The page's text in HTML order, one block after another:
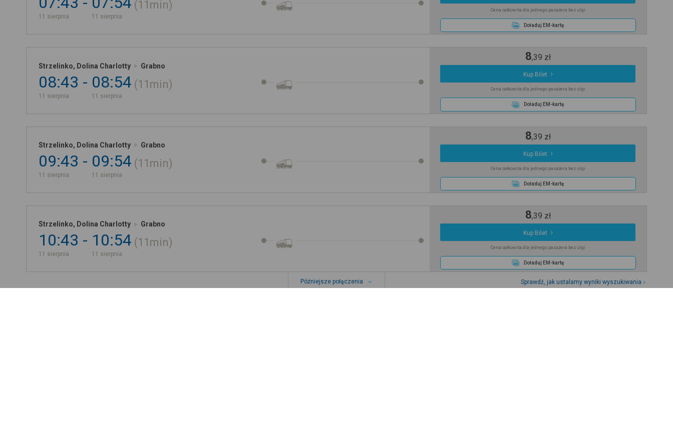
11 sierpnia 11 sierpnia
11min Cena całkowita dla jednego pasażera bez ulgi
Doładuj EM-kartę
Strzelinko, Dolina Charlotty Grabno
08:43
11 sierpnia
08:54
11 sierpnia
11min
8,39 zł
Kup Bilet
Cena całkowita dla jednego pasażera bez ulgi
Doładuj EM-kartę
Strzelinko, Dolina Charlotty Grabno
09:43
11 sierpnia
09:54
11 sierpnia
11min
8,39 zł
Kup Bilet
Cena całkowita dla jednego pasażera bez ulgi
Doładuj EM-kartę
Strzelinko, Dolina Charlotty Grabno
10:43
11 sierpnia
10:54
11 sierpnia
11min
8,39 zł
Kup Bilet
Cena całkowita dla jednego pasażera bez ulgi
Doładuj EM-kartę
Późniejsze połączenia Sprawdź, jak ustalamy wyniki wyszukiwania